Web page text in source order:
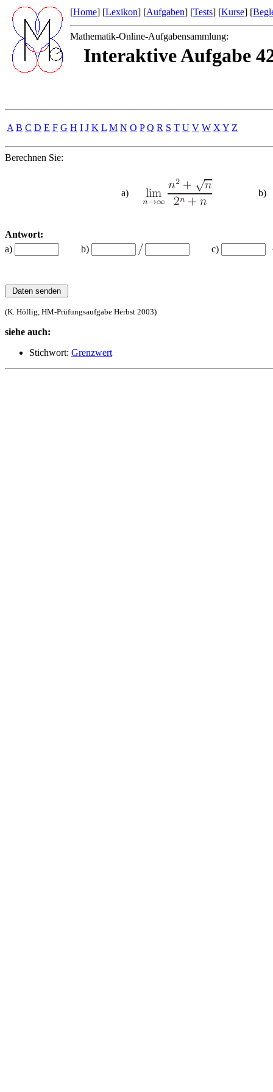
[Home] [Lexikon] [Aufgaben] [Tests] [Kurse] [
Mathematik-Online-Aufgabensammlung:
Interaktive Aufgabe
A B C D E F G H I J K L M N O P Q R S T U V W X Y Z
Berechnen Sie:
a)
Antwort:
a)
b) c)
(K. Höllig, HM-Prüfungsaufgabe Herbst 2003)
siehe auch:
Stichwort: Grenzwert